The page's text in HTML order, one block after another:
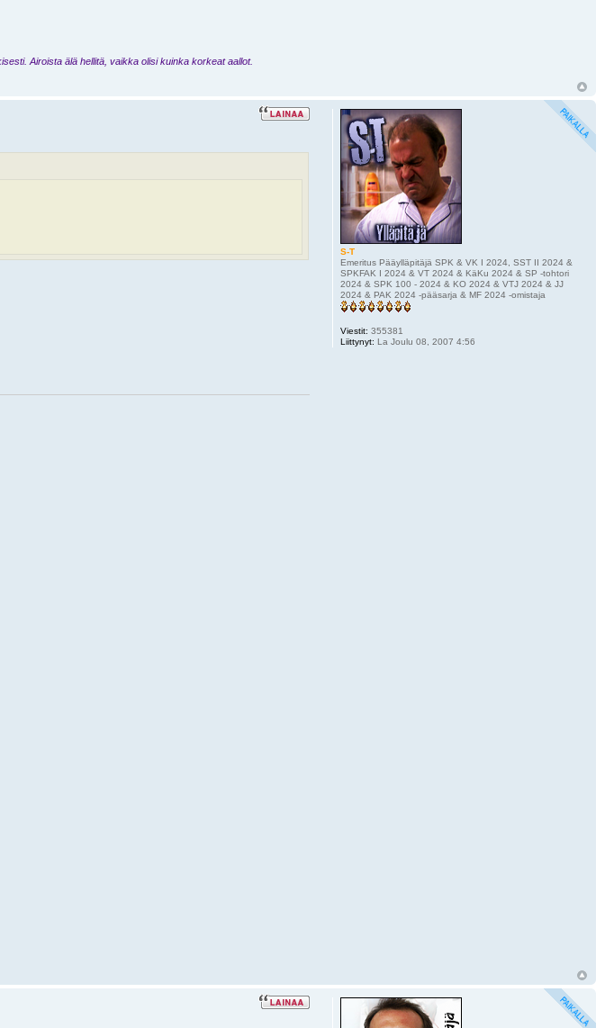
Airoista älä hellitä, vaikka olisi kuinka korkeat aallot.
S-T
Emeritus Pääylläpitäjä SPK & VK I 2024, SST II 2024 &
SPKFAK I 2024 & VT 2024 & KäKu 2024 & SP -tohtori
2024 & SPK 100 - 2024 & KO 2024 & VTJ 2024 & JJ
2024 & PAK 2024 -pääsarja & MF 2024 -omistaja
Viestit: 355381
Liittynyt: La Joulu 08, 2007 4:56